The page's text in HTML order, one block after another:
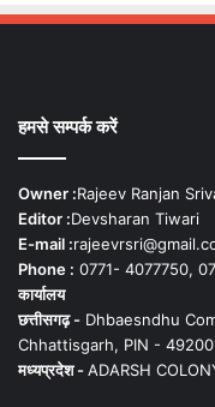
हमसे सम्पर्क करें
Owner :Rajeev Ranjan
Editor :Devsharan Tiwari
E-mail :
Phone : 0771- 4077750,
कार्यालय
छत्तीसगढ़ - Dhbaesndhu
Chhattisgarh, PIN -
मध्यप्रदेश -ADARSH